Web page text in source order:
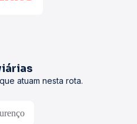
atuam nesta rota.